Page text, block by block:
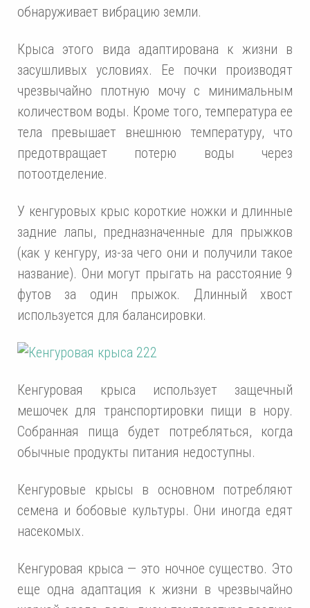
обнаруживает вибрацию земли.
Крыса этого вида адаптирована к жизни в
засушливых условиях. Ее почки производят
чрезвычайно плотную мочу с минимальным
количеством воды. Кроме того, температура ее
тела превышает внешнюю температуру, что
предотвращает потерю воды через
потоотделение.
У кенгуровых крыс короткие ножки и длинные
задние лапы, предназначенные для прыжков
(как у кенгуру, из-за чего они и получили такое
название). Они могут прыгать на расстояние 9
футов за один прыжок. Длинный хвост
используется для балансировки.
Кенгуровая крыса использует защечный
мешочек для транспортировки пищи в нору.
Собранная пища будет потребляться, когда
обычные продукты питания недоступны.
Кенгуровые крысы в основном потребляют
семена и бобовые культуры. Они иногда едят
насекомых.
Кенгуровая крыса — это ночное существо. Это
еще одна адаптация к жизни в чрезвычайно